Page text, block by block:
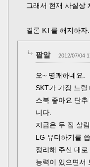
그래서 현재 사실상
결론 KT를 해지하자.
팥알 2012/07/04
오~ 명쾌하네요.
SKT가 가장 느릴
스북 좋아요 단
니다.
지금은 두 집 살
LG 유더하기를
정리해 주신 대
능력이 있으면서